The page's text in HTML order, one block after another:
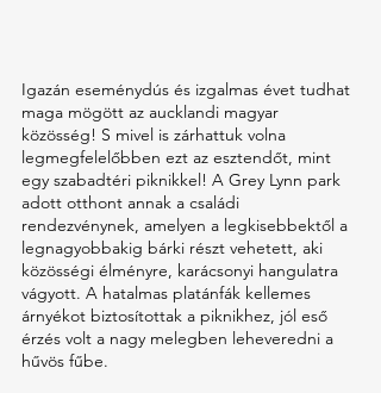
Igazán eseménydús és izgalmas évet tudhat
maga mögött az aucklandi magyar
közösség! S mivel is zárhattuk volna
legmegfelelőbben ezt az esztendőt, mint
egy szabadtéri piknikkel! A Grey Lynn park
adott otthont annak a családi
rendezvénynek, amelyen a legkisebbektől a
legnagyobbakig bárki részt vehetett, aki
közösségi élményre, karácsonyi hangulatra
vágyott. A hatalmas platánfák kellemes
árnyékot biztosítottak a piknikhez, jól eső
érzés volt a nagy melegben leheveredni a
hűvös fűbe.